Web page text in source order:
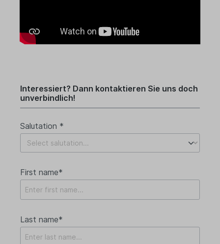
Interessiert? Dann kontaktieren Sie uns doch
unverbindlich!
Salutation *
First name*
Last name*